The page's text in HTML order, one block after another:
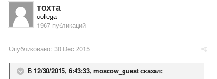
тохта
collega
1967 публикаций
Опубликовано: 30 Dec 2015
В 12/30/2015, 6:43:33, moscow_guest сказал: